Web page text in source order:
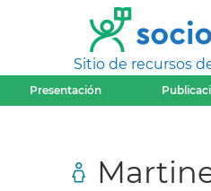
Sitio de recursos
Presentación